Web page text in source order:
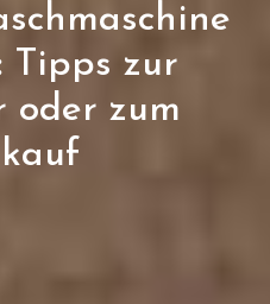
Tipps zur
oder zum